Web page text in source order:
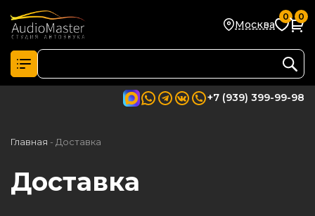
Москва
0 0
+7 (939) 399-99-98
Главная - Доставка
Доставка